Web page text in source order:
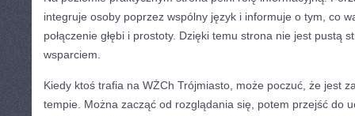
integruje osoby poprzez wspólny język i informuje o tym, co
połączenie głębi i prostoty. Dzięki temu strona nie jest pustą
wsparciem.
Kiedy ktoś trafia na WŻCh Trójmiasto, może poczuć, że jest
tempie. Można zacząć od rozglądania się, potem przejść do